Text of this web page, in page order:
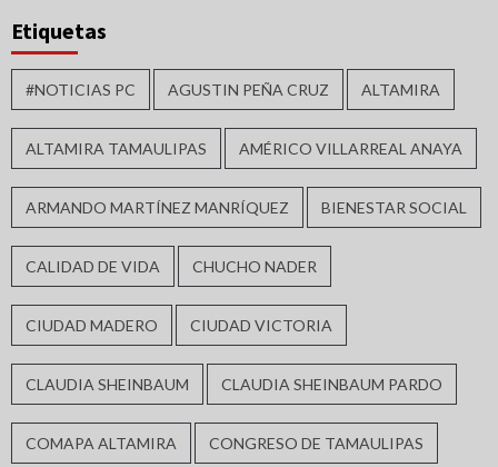
Etiquetas
#NOTICIAS PC AGUSTIN PEÑA CRUZ ALTAMIRA
ALTAMIRA TAMAULIPAS AMÉRICO VILLARREAL ANAYA
ARMANDO MARTÍNEZ MANRÍQUEZ BIENESTAR SOCIAL
CALIDAD DE VIDA CHUCHO NADER
CIUDAD MADERO CIUDAD VICTORIA
CLAUDIA SHEINBAUM CLAUDIA SHEINBAUM PARDO
COMAPA ALTAMIRA CONGRESO DE TAMAULIPAS